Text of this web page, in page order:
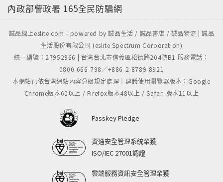
內政部警政署 165全民防騙網
誠品線上eslite.com - powered by 誠品生活 / 誠品書店 / 誠品物流 | 誠品
生活股份有限公司 (eslite Spectrum Corporation)
統一編號：27952966 | 台灣台北市信義區松德路204號B1 服務電話：
0800-666-798／+886-2-8789-8921
本網站已依台灣網站內容分級規定處理｜建議使用瀏覽器版本：Google
Chrome版本60以上 / Firefox版本48以上 / Safari 版本11以上
Passkey Pledge
資通安全管理系統榮獲
ISO/IEC 27001認證
雲端服務資訊安全管理榮獲